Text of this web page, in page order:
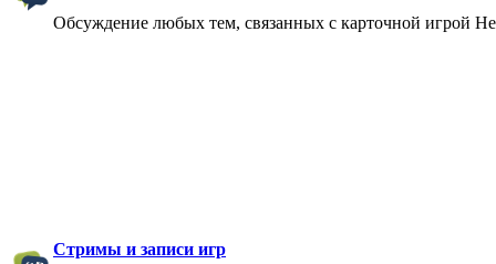
Обсуждение любых тем, связанных с карточной игрой
Стримы и записи игр